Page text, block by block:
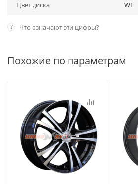
Цвет диска WF
? Что означают эти цифры?
Похожие по параметрам